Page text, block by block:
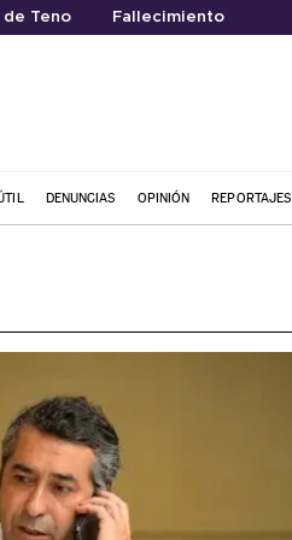
Teno Fallecimiento
DENUNCIAS OPINIÓN REPORTAJES